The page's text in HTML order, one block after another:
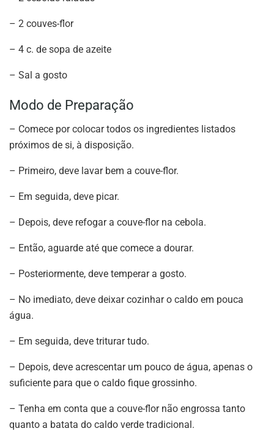
– 2 couves-flor
– 4 c. de sopa de azeite
– Sal a gosto
Modo de Preparação
– Comece por colocar todos os ingredientes listados
próximos de si, à disposição.
– Primeiro, deve lavar bem a couve-flor.
– Em seguida, deve picar.
– Depois, deve refogar a couve-flor na cebola.
– Então, aguarde até que comece a dourar.
– Posteriormente, deve temperar a gosto.
– No imediato, deve deixar cozinhar o caldo em pouca
água.
– Em seguida, deve triturar tudo.
– Depois, deve acrescentar um pouco de água, apenas o
suficiente para que o caldo fique grossinho.
– Tenha em conta que a couve-flor não engrossa tanto
quanto a batata do caldo verde tradicional.